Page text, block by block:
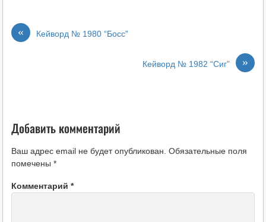
« Кейворд № 1980 “Босс”
»
Кейворд № 1982 “Сиг”
Добавить комментарий
Ваш адрес email не будет опубликован. Обязательные поля
помечены *
Комментарий *